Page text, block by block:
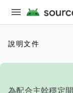
說明文件
為配合主幹穩定